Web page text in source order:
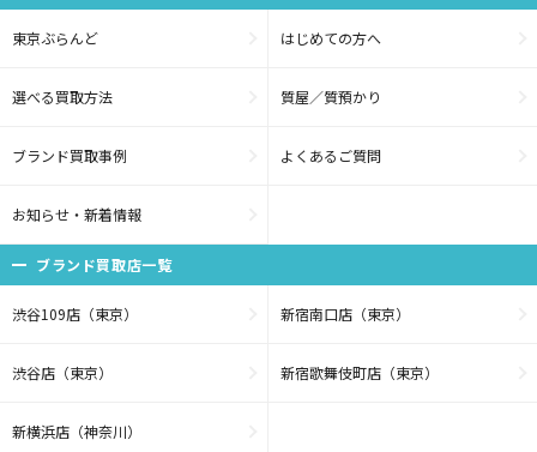
東京ぶらんど はじめての方へ
選べる買取方法 質屋／質預かり
ブランド買取事例 よくあるご質問
お知らせ・新着情報
ブランド買取店一覧
渋谷109店（東京） 新宿南口店（東京）
渋谷店（東京） 新宿歌舞伎町店（東京）
新横浜店（神奈川）